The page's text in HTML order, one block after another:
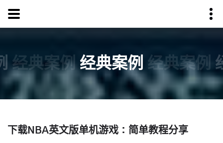
经典案例 经典案例 经典案例
下载NBA英文版单机游戏：简单教程分享